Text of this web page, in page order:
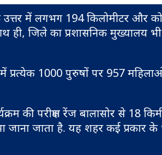
उत्तर में लगभग 194 किलोमीटर और
ही, जिले का प्रशासनिक मुख्यालय
प्रत्येक 1000 पुरुषों पर 957
की परीक्षण रेंज बालासोर से 18 किमी
जाना जाता है. यह शहर कई प्रकार